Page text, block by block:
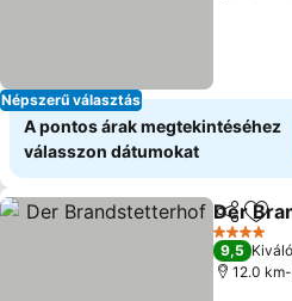
Népszerű választás
A pontos árak megtekintéséhez
válasszon dátumokat
Der
4 Kategória
9,5 Kiváló
12.0